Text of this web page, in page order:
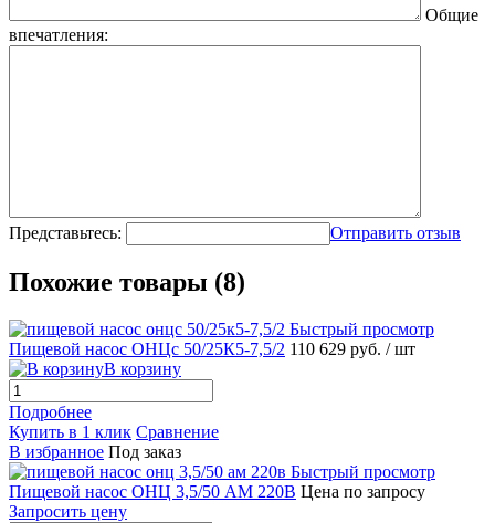
Общие
впечатления:
Представьтесь: Отправить отзыв
Похожие товары (8)
Быстрый просмотр
Пищевой насос ОНЦс 50/25К5-7,5/2 110 629 руб. / шт
В корзину
Подробнее
Купить в 1 клик Сравнение
В избранное Под заказ
Быстрый просмотр
Пищевой насос ОНЦ 3,5/50 АМ 220В Цена по запросу
Запросить цену